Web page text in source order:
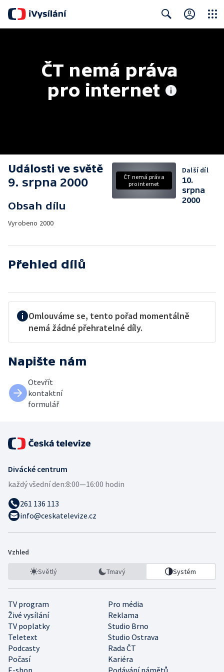
ČT nemá práva
pro internet
Události ve světě
9. srpna 2000
Obsah dílu
Vyrobeno 2000
ČT nemá práva
pro internet
Další díl
10.
srpna
2000
Přehled dílů
Omlouváme se, tento pořad momentálně
nemá žádné přehratelné díly.
Napište nám
Otevřít
kontaktní
formulář
Divácké centrum
každý všední den:8:00—16:00 hodin
261 136 113
info@ceskatelevize.cz
Vzhled
Světlý Tmavý Systém
TV program
Pro média
Živé vysílání
Reklama
TV poplatky
Studio Brno
Teletext
Studio Ostrava
Podcasty
Rada ČT
Počasí
Kariéra
E-shop
Podávání námětů